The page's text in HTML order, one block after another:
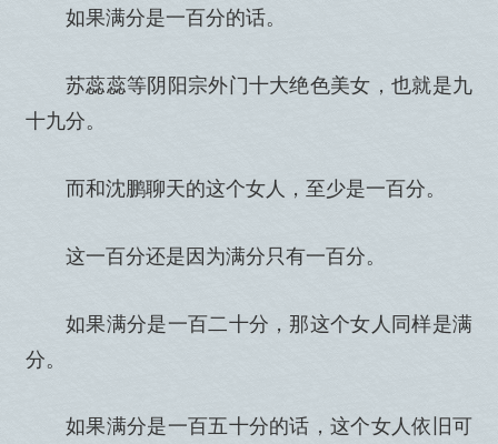
如果满分是一百分的话。
苏蕊蕊等阴阳宗外门十大绝色美女，也就是九
十九分。
而和沈鹏聊天的这个女人，至少是一百分。
这一百分还是因为满分只有一百分。
如果满分是一百二十分，那这个女人同样是满
分。
如果满分是一百五十分的话，这个女人依旧可